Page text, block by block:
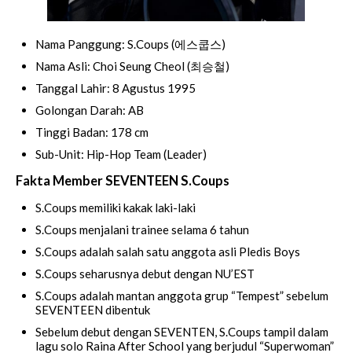
Nama Panggung: S.Coups (에스쿱스)
Nama Asli: Choi Seung Cheol (최승철)
Tanggal Lahir: 8 Agustus 1995
Golongan Darah: AB
Tinggi Badan: 178 cm
Sub-Unit: Hip-Hop Team (Leader)
Fakta Member SEVENTEEN S.Coups
S.Coups memiliki kakak laki-laki
S.Coups menjalani trainee selama 6 tahun
S.Coups adalah salah satu anggota asli Pledis Boys
S.Coups seharusnya debut dengan NU’EST
S.Coups adalah mantan anggota grup “Tempest” sebelum
SEVENTEEN dibentuk
Sebelum debut dengan SEVENTEN, S.Coups tampil dalam
lagu solo Raina After School yang berjudul “Superwoman”